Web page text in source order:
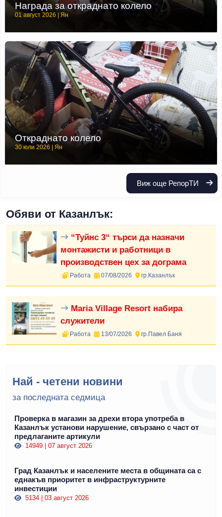
Награда за откраднато колело
01 август 2026 | Ян
Откраднато колело
30 юли 2026 | Ян
Виж още РепорТИ
Обяви от Казанлък:
“Туйнс 3“ търси да назначи
монтажисти и работници в
производствен цех за дограма
Работа 07/08/2026 гр.Казанлък
Maria Village Resort набира
служители
Работа 13/07/2026 гр.Павел Баня
Най - четени новини
за последната седмица
Проверка в магазин за дрехи втора употреба в
Казанлък установи нарушение, свързано с част от
предлаганите артикули
14949 | 07 август 2026
Град Казанлък и населените места в общината са с
еднакъв приоритет в инфраструктурните
инвестиции
5134 | 03 август 2026